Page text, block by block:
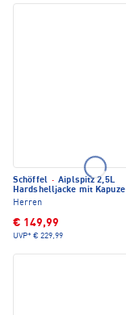
Schöffel · Aiplspitz 2,5L
Hardshelljacke mit Kapuze
Herren
€ 149,99
UVP* € 229,99